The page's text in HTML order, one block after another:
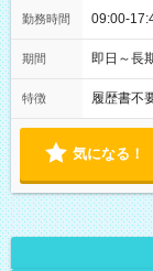
勤務時間 09:00-
期間 即日～長
特徴 履歴書不
気になる！